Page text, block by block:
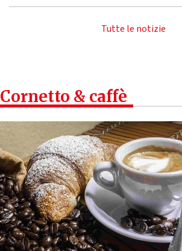
Tutte le notizie
Cornetto & caffè